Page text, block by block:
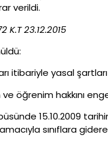
verildi.
K.T 23.12.2015
itibariyle yasal
ve öğrenim hakkını
15.10.2009
sınıflara